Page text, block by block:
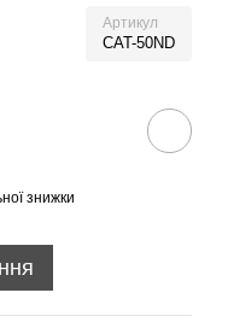
Артикул
CAT-50ND
знижки